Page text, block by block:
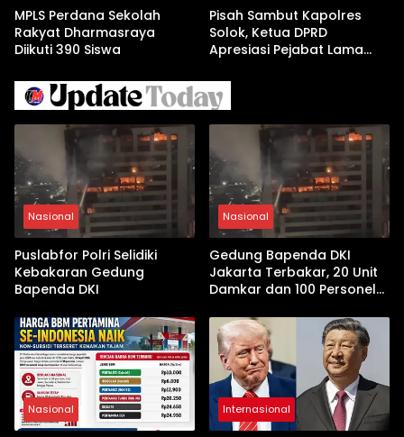
MPLS Perdana Sekolah
Rakyat Dharmasraya
Diikuti 390 Siswa
Pisah Sambut Kapolres
Solok, Ketua DPRD
Apresiasi Pejabat Lama
Nasional
Puslabfor Polri Selidiki
Kebakaran Gedung
Bapenda DKI
Nasional
Gedung Bapenda DKI
Jakarta Terbakar, 20 Unit
Damkar dan 100 Personel
Nasional Internasional